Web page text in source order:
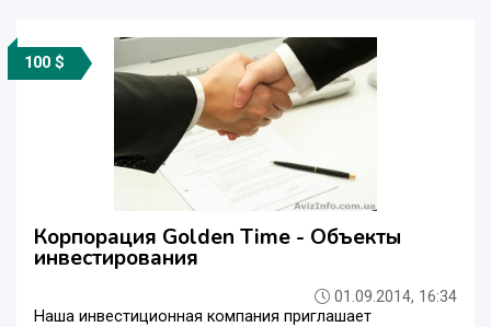
100 $
Корпорация Golden Time - Объекты
инвестирования
01.09.2014, 16:34
Наша инвестиционная компания приглашает